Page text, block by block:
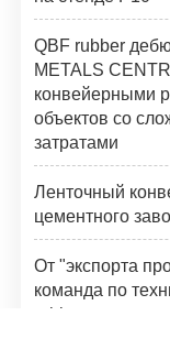
QBF rubber
METALS
конвейерными
объектов со
затратами
Ленточный
цементного
От "экспорта
команда по
rubber